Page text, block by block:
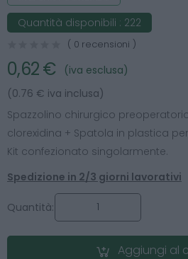
Quantità disponibili : 222
( 0 recensioni )
0,62 €
(iva esclusa)
(0.76 € iva inclusa)
Spazzolino chirurgico
clorexidina + Spatola in plastica
Kit confezionato singolarmente.
Spedizione in 2/3 giorni lavorativi
Quantità:
Aggiungi al